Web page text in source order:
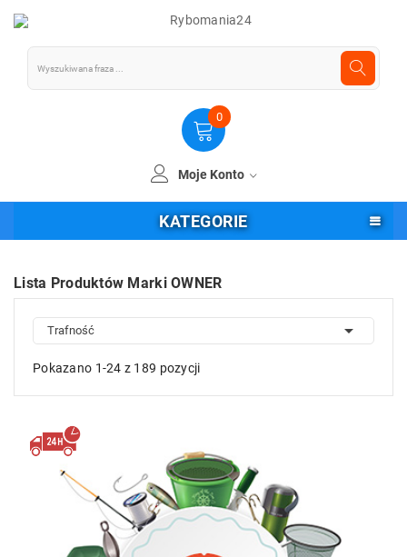
0
Moje Konto
KATEGORIE
Lista Produktów Marki OWNER
Trafność 
Pokazano 1-24 z 189 pozycji